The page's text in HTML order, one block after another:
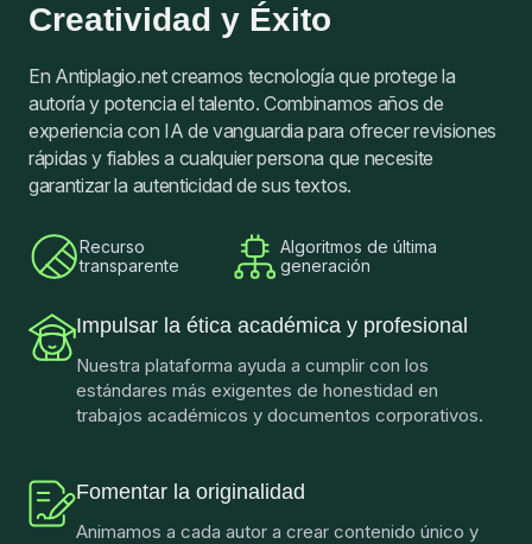
Creatividad y Éxito
En Antiplagio.net creamos tecnología que protege la
autoría y potencia el talento. Combinamos años de
experiencia con IA de vanguardia para ofrecer revisiones
rápidas y fiables a cualquier persona que necesite
garantizar la autenticidad de sus textos.
Recurso
transparente
Algoritmos de última
generación
Impulsar la ética académica y profesional
Nuestra plataforma ayuda a cumplir con los
estándares más exigentes de honestidad en
trabajos académicos y documentos corporativos.
Fomentar la originalidad
Animamos a cada autor a crear contenido único y